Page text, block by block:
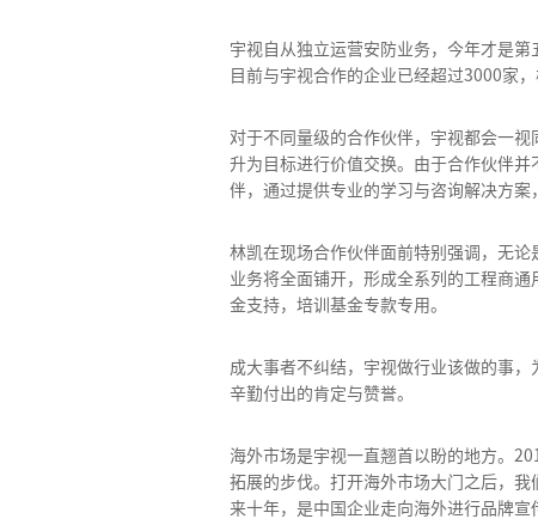
宇视自从独立运营安防业务，今年才是
目前与宇视合作的企业已经超过3000家
对于不同量级的合作伙伴，宇视都会一
升为目标进行价值交换。由于合作伙伴
伴，通过提供专业的学习与咨询解决方案
林凯在现场合作伙伴面前特别强调，无
业务将全面铺开，形成全系列的工程商
金支持，培训基金专款专用。
成大事者不纠结，宇视做行业该做的事
辛勤付出的肯定与赞誉。
海外市场是宇视一直翘首以盼的地方。
拓展的步伐。打开海外市场大门之后，
来十年，是中国企业走向海外进行品牌宣